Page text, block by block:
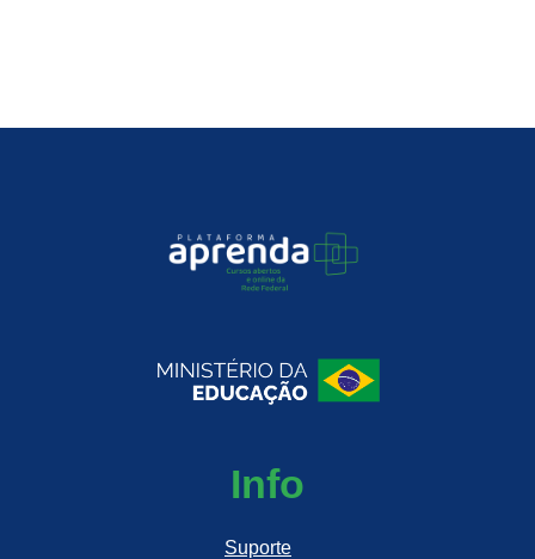
Info
Suporte